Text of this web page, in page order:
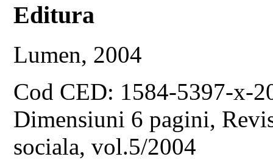
Editura
Lumen, 2004
Cod CED: 1584-5397-x-
Dimensiuni 6 pagini,
sociala, vol.5/2004